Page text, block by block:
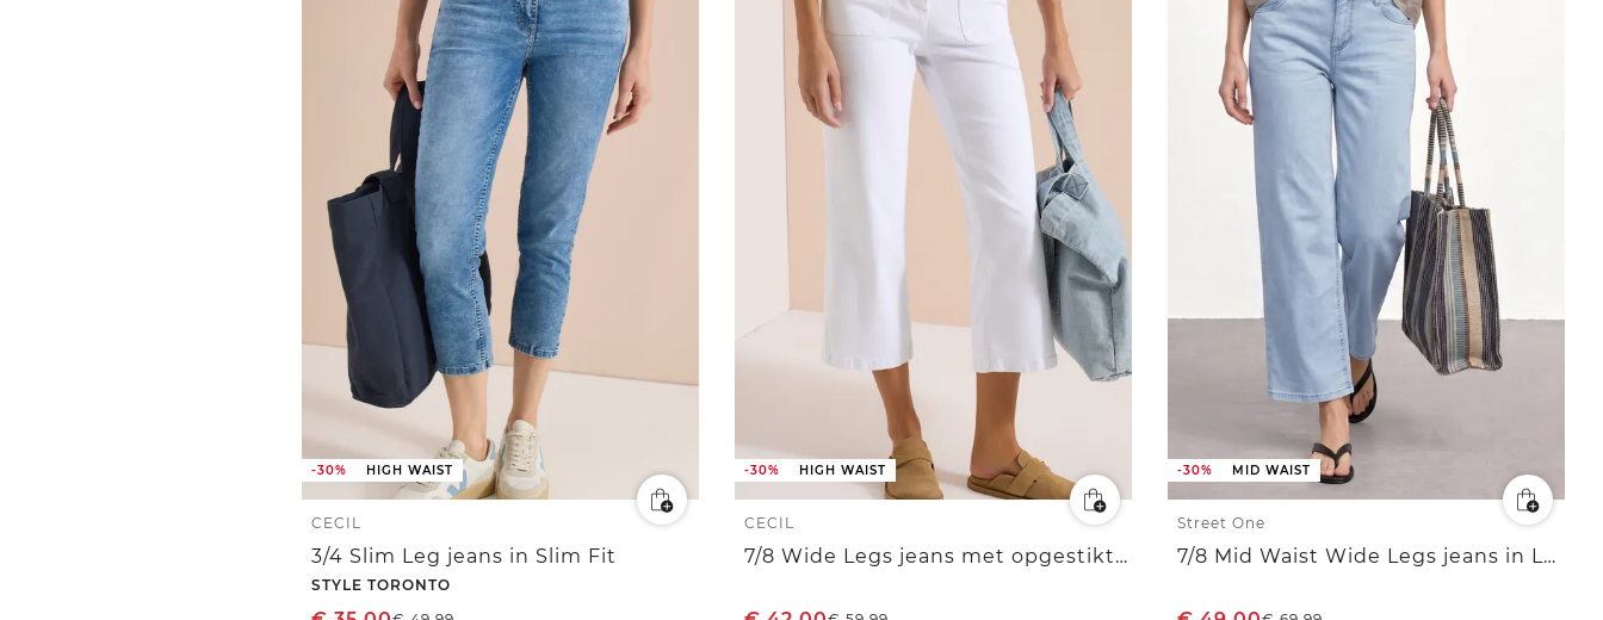
-30% HIGH WAIST
CECIL
3/4 Slim Leg jeans in Slim Fit
STYLE TORONTO
-30% HIGH WAIST
CECIL
7/8 Wide Legs jeans met opgestikte zakken
-30% MID WAIST
Street One
7/8 Mid Waist Wide Legs jeans in Loose Fit